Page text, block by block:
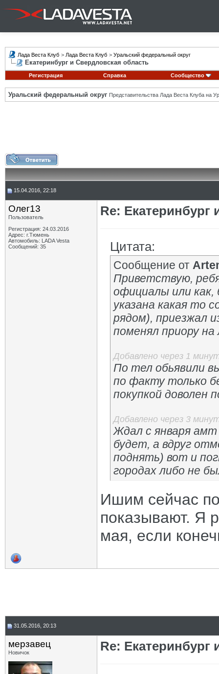
Лада Веста Клуб > Лада Веста Клуб > Уральский федеральный округ
Екатеринбург и Свердловская область
Регистрация Справка Сообщество
Уральский федеральный округ Представительства Лада Веста Клуба на
15.04.2016, 22:18
Олег13
Пользователь
Регистрация: 24.03.2016
Адрес: г.Тюмень
Автомобиль: LADA Vesta
Сообщений: 35
Re: Екатеринбург
Цитата:
Сообщение от
Приветствую,
официалы или как,
указана какая то
рядом), приезжал
поменял приору
Добавлено через 1
По тел обьявили
по факту только
покупкой доволен
Добавлено через 3
Ждал с января амт
будет, а вдруг
поднять) вот и
городах либо не
Ишим сейчас
показывают. Я
мая, если
31.05.2016, 20:13
мерзавец
Новичок Re: Екатеринбург